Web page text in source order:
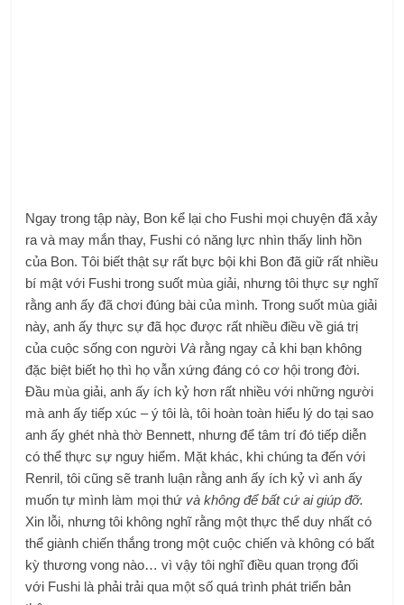
Ngay trong tập này, Bon kể lại cho Fushi mọi chuyện đã xảy
ra và may mắn thay, Fushi có năng lực nhìn thấy linh hồn
của Bon. Tôi biết thật sự rất bực bội khi Bon đã giữ rất nhiều
bí mật với Fushi trong suốt mùa giải, nhưng tôi thực sự nghĩ
rằng anh ấy đã chơi đúng bài của mình. Trong suốt mùa giải
này, anh ấy thực sự đã học được rất nhiều điều về giá trị
của cuộc sống con người Và rằng ngay cả khi bạn không
đặc biệt biết họ thì họ vẫn xứng đáng có cơ hội trong đời.
Đầu mùa giải, anh ấy ích kỷ hơn rất nhiều với những người
mà anh ấy tiếp xúc – ý tôi là, tôi hoàn toàn hiểu lý do tại sao
anh ấy ghét nhà thờ Bennett, nhưng để tâm trí đó tiếp diễn
có thể thực sự nguy hiểm. Mặt khác, khi chúng ta đến với
Renril, tôi cũng sẽ tranh luận rằng anh ấy ích kỷ vì anh ấy
muốn tự mình làm mọi thứ và không để bất cứ ai giúp đỡ.
Xin lỗi, nhưng tôi không nghĩ rằng một thực thể duy nhất có
thể giành chiến thắng trong một cuộc chiến và không có bất
kỳ thương vong nào… vì vậy tôi nghĩ điều quan trọng đối
với Fushi là phải trải qua một số quá trình phát triển bản